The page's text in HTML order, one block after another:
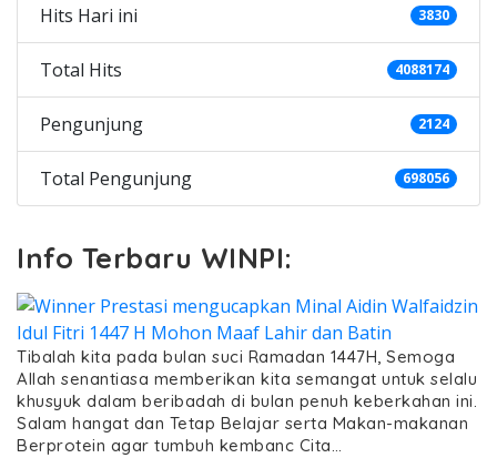
Hits Hari ini 3830
Total Hits 4088174
Pengunjung 2124
Total Pengunjung 698056
Info Terbaru WINPI:
Tibalah kita pada bulan suci Ramadan 1447H, Semoga
Allah senantiasa memberikan kita semangat untuk selalu
khusyuk dalam beribadah di bulan penuh keberkahan ini.
Salam hangat dan Tetap Belajar serta Makan-makanan
Berprotein agar tumbuh kembanc Cita…